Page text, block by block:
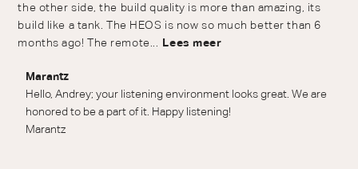
the other side, the build quality is more than amazing, its
build like a tank. The HEOS is now so much better than 6
months ago! The remote... Lees meer
Reactie van winkeleigenaar op beoordeling van Marantz
over Tue Apr 23 2024
Marantz
Hello, Andrey; your listening environment looks great. We are
honored to be a part of it. Happy listening!
Marantz